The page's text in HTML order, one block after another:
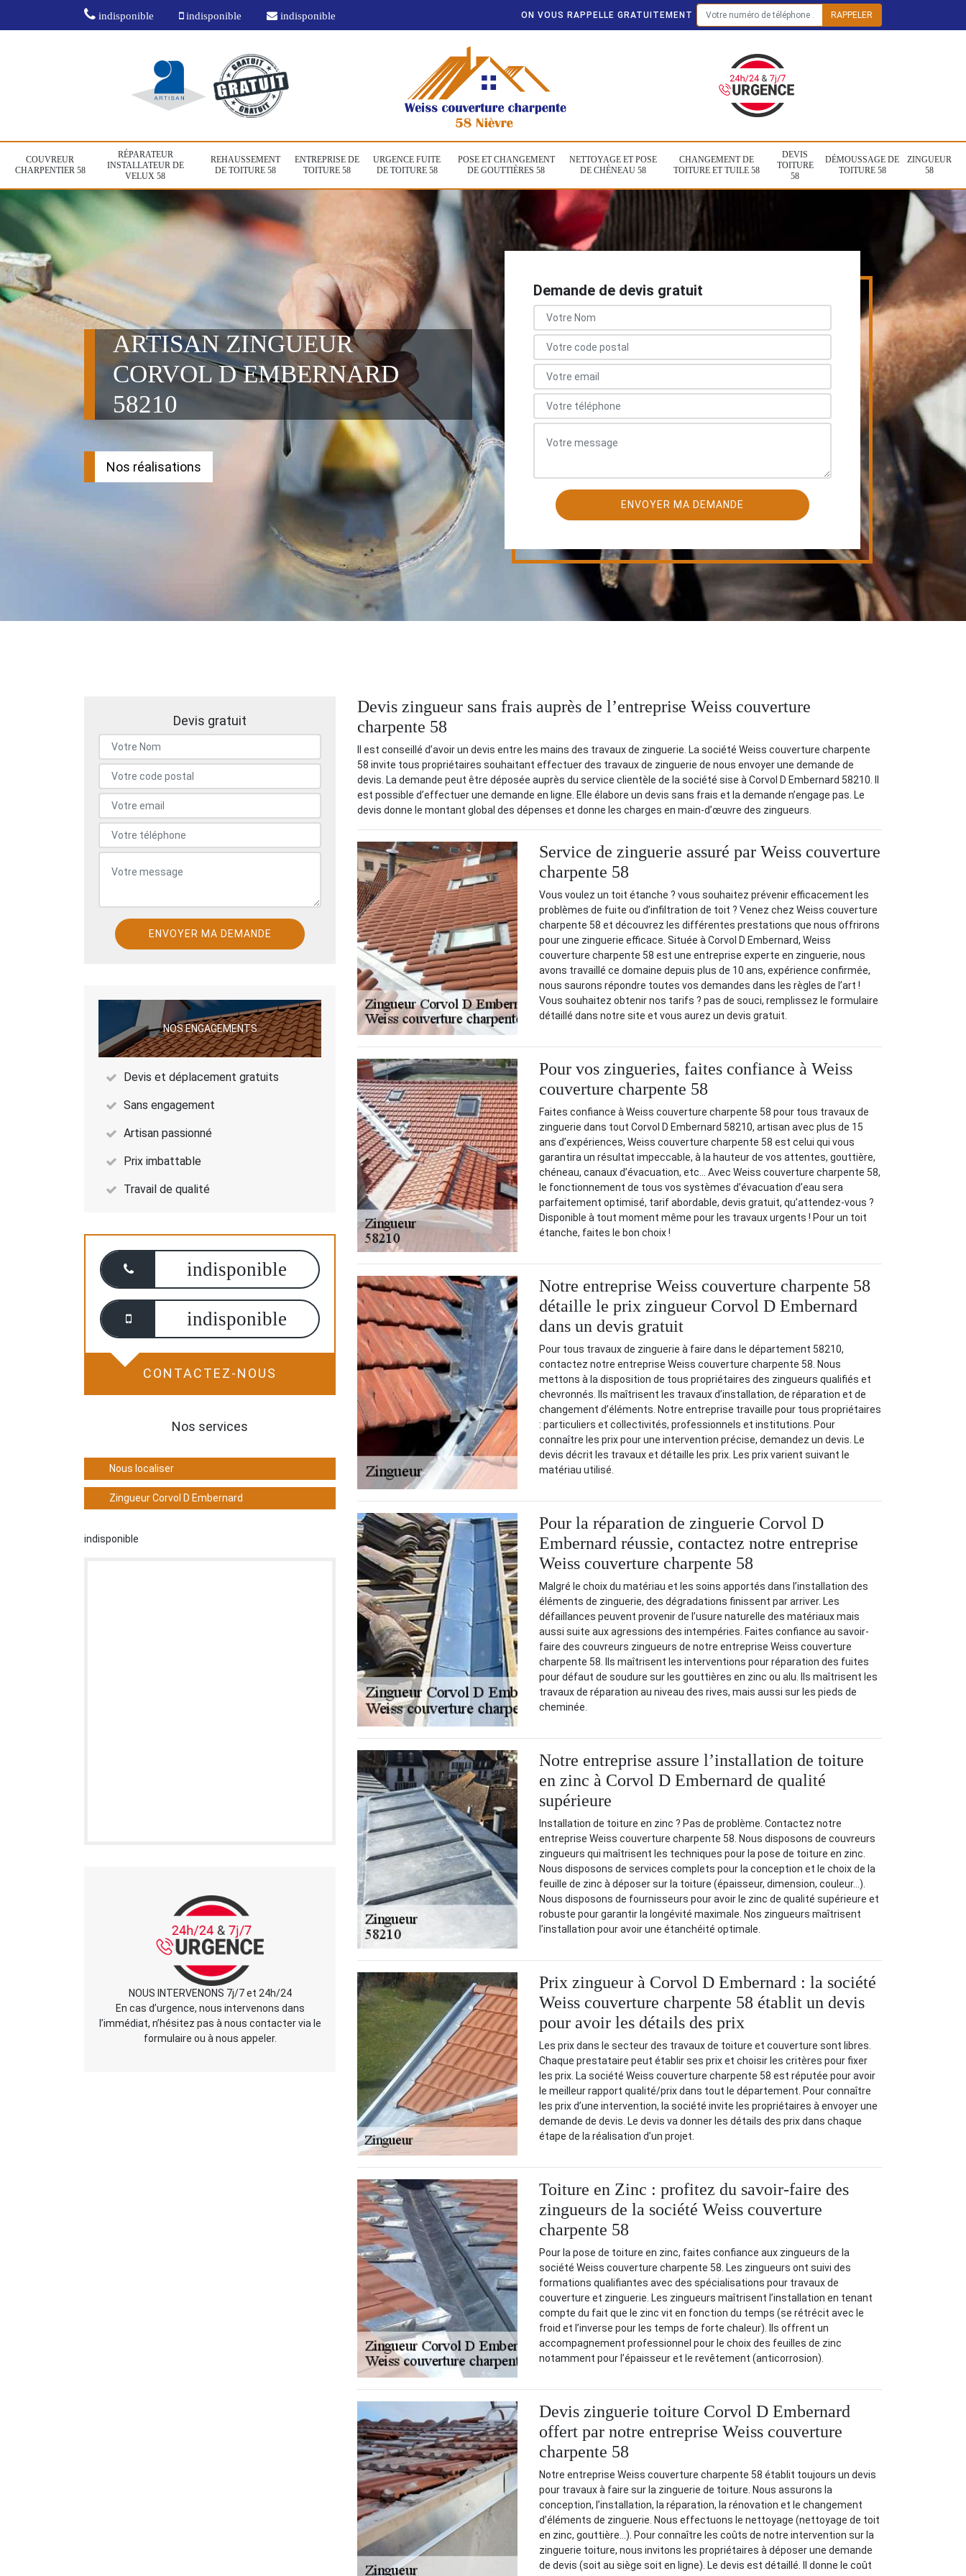
indisponible indisponible indisponible ON VOUS RAPPELLE GRATUITEMENT
COUVREUR
CHARPENTIER 58
RÉPARATEUR
INSTALLATEUR DE
VELUX 58
REHAUSSEMENT
DE TOITURE 58
ENTREPRISE DE
TOITURE 58
URGENCE FUITE
DE TOITURE 58
POSE ET CHANGEMENT
DE GOUTTIÈRES 58
NETTOYAGE ET POSE
DE CHÉNEAU 58
CHANGEMENT DE
TOITURE ET TUILE 58
DEVIS
TOITURE
58
DÉMOUSSAGE DE
TOITURE 58
ZINGUEUR
58
ARTISAN ZINGUEUR
CORVOL D EMBERNARD
58210
Nos réalisations
Demande de devis gratuit
Devis gratuit
NOS ENGAGEMENTS
Devis et déplacement gratuits
Sans engagement
Artisan passionné
Prix imbattable
Travail de qualité
indisponible
indisponible
CONTACTEZ-NOUS
Nos services
Nous localiser
Zingueur Corvol D Embernard
indisponible
NOUS INTERVENONS 7j/7 et 24h/24
En cas d’urgence, nous intervenons dans
l’immédiat, n’hésitez pas à nous contacter via le
formulaire ou à nous appeler.
Devis zingueur sans frais auprès de l’entreprise Weiss couverture
charpente 58
Il est conseillé d’avoir un devis entre les mains des travaux de zinguerie. La société Weiss couverture charpente
58 invite tous propriétaires souhaitant effectuer des travaux de zinguerie de nous envoyer une demande de
devis. La demande peut être déposée auprès du service clientèle de la société sise à Corvol D Embernard 58210. Il
est possible d’effectuer une demande en ligne. Elle élabore un devis sans frais et la demande n’engage pas. Le
devis donne le montant global des dépenses et donne les charges en main-d’œuvre des zingueurs.
Service de zinguerie assuré par Weiss couverture
charpente 58
Vous voulez un toit étanche ? vous souhaitez prévenir efficacement les
problèmes de fuite ou d’infiltration de toit ? Venez chez Weiss couverture
charpente 58 et découvrez les différentes prestations que nous offrirons
pour une zinguerie efficace. Située à Corvol D Embernard, Weiss
couverture charpente 58 est une entreprise experte en zinguerie, nous
avons travaillé ce domaine depuis plus de 10 ans, expérience confirmée,
nous saurons répondre toutes vos demandes dans les règles de l’art !
Vous souhaitez obtenir nos tarifs ? pas de souci, remplissez le formulaire
détaillé dans notre site et vous aurez un devis gratuit.
Pour vos zingueries, faites confiance à Weiss
couverture charpente 58
Faites confiance à Weiss couverture charpente 58 pour tous travaux de
zinguerie dans tout Corvol D Embernard 58210, artisan avec plus de 15
ans d’expériences, Weiss couverture charpente 58 est celui qui vous
garantira un résultat impeccable, à la hauteur de vos attentes, gouttière,
chéneau, canaux d’évacuation, etc… Avec Weiss couverture charpente 58,
le fonctionnement de tous vos systèmes d’évacuation d’eau sera
parfaitement optimisé, tarif abordable, devis gratuit, qu’attendez-vous ?
Disponible à tout moment même pour les travaux urgents ! Pour un toit
étanche, faites le bon choix !
Notre entreprise Weiss couverture charpente 58
détaille le prix zingueur Corvol D Embernard
dans un devis gratuit
Pour tous travaux de zinguerie à faire dans le département 58210,
contactez notre entreprise Weiss couverture charpente 58. Nous
mettons à la disposition de tous propriétaires des zingueurs qualifiés et
chevronnés. Ils maîtrisent les travaux d’installation, de réparation et de
changement d’éléments. Notre entreprise travaille pour tous propriétaires
: particuliers et collectivités, professionnels et institutions. Pour
connaître les prix pour une intervention précise, demandez un devis. Le
devis décrit les travaux et détaille les prix. Les prix varient suivant le
matériau utilisé.
Pour la réparation de zinguerie Corvol D
Embernard réussie, contactez notre entreprise
Weiss couverture charpente 58
Malgré le choix du matériau et les soins apportés dans l’installation des
éléments de zinguerie, des dégradations finissent par arriver. Les
défaillances peuvent provenir de l’usure naturelle des matériaux mais
aussi suite aux agressions des intempéries. Faites confiance au savoir-
faire des couvreurs zingueurs de notre entreprise Weiss couverture
charpente 58. Ils maîtrisent les interventions pour réparation des fuites
pour défaut de soudure sur les gouttières en zinc ou alu. Ils maîtrisent les
travaux de réparation au niveau des rives, mais aussi sur les pieds de
cheminée.
Notre entreprise assure l’installation de toiture
en zinc à Corvol D Embernard de qualité
supérieure
Installation de toiture en zinc ? Pas de problème. Contactez notre
entreprise Weiss couverture charpente 58. Nous disposons de couvreurs
zingueurs qui maîtrisent les techniques pour la pose de toiture en zinc.
Nous disposons de services complets pour la conception et le choix de la
feuille de zinc à déposer sur la toiture (épaisseur, dimension, couleur…).
Nous disposons de fournisseurs pour avoir le zinc de qualité supérieure et
robuste pour garantir la longévité maximale. Nos zingueurs maîtrisent
l’installation pour avoir une étanchéité optimale.
Prix zingueur à Corvol D Embernard : la société
Weiss couverture charpente 58 établit un devis
pour avoir les détails des prix
Les prix dans le secteur des travaux de toiture et couverture sont libres.
Chaque prestataire peut établir ses prix et choisir les critères pour fixer
les prix. La société Weiss couverture charpente 58 est réputée pour avoir
le meilleur rapport qualité/prix dans tout le département. Pour connaître
les prix d’une intervention, la société invite les propriétaires à envoyer une
demande de devis. Le devis va donner les détails des prix dans chaque
étape de la réalisation d’un projet.
Toiture en Zinc : profitez du savoir-faire des
zingueurs de la société Weiss couverture
charpente 58
Pour la pose de toiture en zinc, faites confiance aux zingueurs de la
société Weiss couverture charpente 58. Les zingueurs ont suivi des
formations qualifiantes avec des spécialisations pour travaux de
couverture et zinguerie. Les zingueurs maîtrisent l’installation en tenant
compte du fait que le zinc vit en fonction du temps (se rétrécit avec le
froid et l’inverse pour les temps de forte chaleur). Ils offrent un
accompagnement professionnel pour le choix des feuilles de zinc
notamment pour l’épaisseur et le revêtement (anticorrosion).
Devis zinguerie toiture Corvol D Embernard
offert par notre entreprise Weiss couverture
charpente 58
Notre entreprise Weiss couverture charpente 58 établit toujours un devis
pour travaux à faire sur la zinguerie de toiture. Nous assurons la
conception, l’installation, la réparation, la rénovation et le changement
d’éléments de zinguerie. Nous effectuons le nettoyage (nettoyage de toit
en zinc, gouttière…). Pour connaître les coûts de notre intervention sur la
zinguerie toiture, nous invitons les propriétaires à déposer une demande
de devis (soit au siège soit en ligne). Le devis est détaillé. Il donne le coût